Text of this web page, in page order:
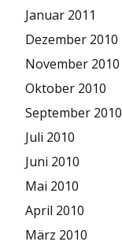
Januar 2011
Dezember 2010
November 2010
Oktober 2010
September 2010
Juli 2010
Juni 2010
Mai 2010
April 2010
März 2010